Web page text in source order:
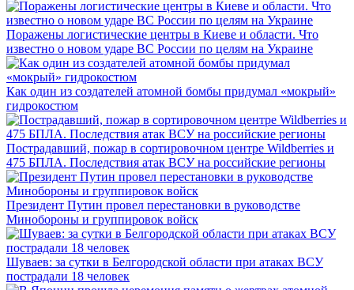
Поражены логистические центры в Киеве и области. Что
известно о новом ударе ВС России по целям на Украине
Как один из создателей атомной бомбы придумал «мокрый»
гидрокостюм
Пострадавший, пожар в сортировочном центре Wildberries и
475 БПЛА. Последствия атак ВСУ на российские регионы
Президент Путин провел перестановки в руководстве
Минобороны и группировок войск
Шуваев: за сутки в Белгородской области при атаках ВСУ
пострадали 18 человек